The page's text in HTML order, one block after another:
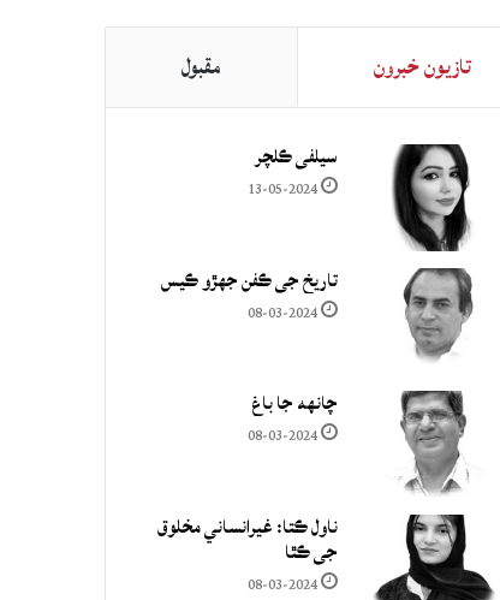
تازيون خبرون مقبول
سيلفي ڪلچر
13-05-2024
تاريخ جي ڪفن جھڙو ڪيس
08-03-2024
چانهه جا باغ
08-03-2024
ناول ڪتا: غيرانساني مخلوق
جي ڪٿا
08-03-2024